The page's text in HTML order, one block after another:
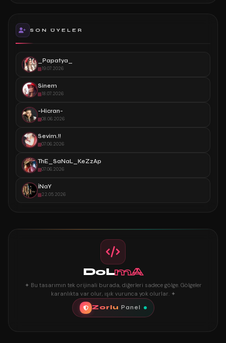
SON ÜYELER
_Papatya_
19.07.2026
Sinem
18.07.2026
-Hicran-
08.06.2026
Sevim.!!
07.06.2026
ThE_SaNaL_KeZzAp
07.06.2026
İNaY
22.05.2026
DoLmA
✦ Bu tasarımın tek orijinali burada, diğerleri sadece gölge. Gölgeler
karanlıkta var olur, ışık vurunca yok olurlar. ✦
Zorlu Panel